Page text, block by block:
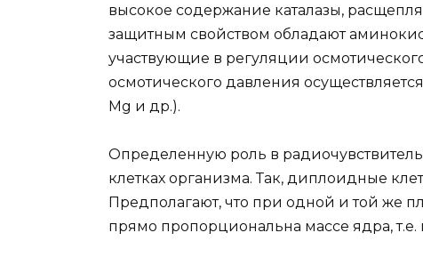
высокое содержание каталазы,
защитным свойством обладают
участвующие в регуляции
осмотического давления
Mg и др.).
Определенную роль в
клетках организма. Так, диплоидные
Предполагают, что при одной и той же
прямо пропорциональна массе ядра, т.е.